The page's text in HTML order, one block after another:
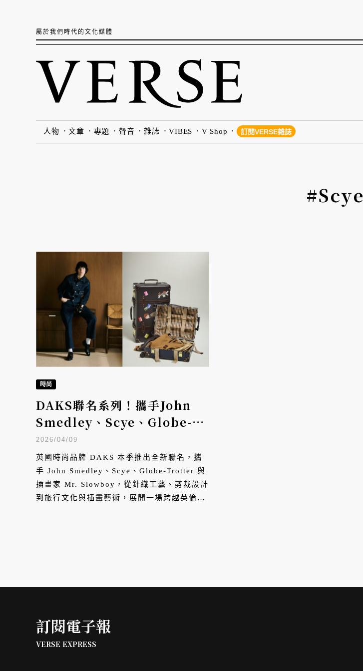
屬於我們時代的文化媒體
人物 文章 專題 聲音 雜誌 VIBES V Shop 訂閱VERSE雜誌
#Scye
時尚
DAKS聯名系列！攜手John
Smedley、Scye、Globe-
Trotter與Mr. Slowboy打造
英倫風格新篇章
2026/04/09
英國時尚品牌 DAKS 本季推出全新聯名，攜
手 John Smedley、Scye、Globe-Trotter 與
插畫家 Mr. Slowboy，從針織工藝、剪裁設計
到旅行文化與插畫藝術，展開一場跨越英倫與
訂閱電子報
VERSE EXPRESS